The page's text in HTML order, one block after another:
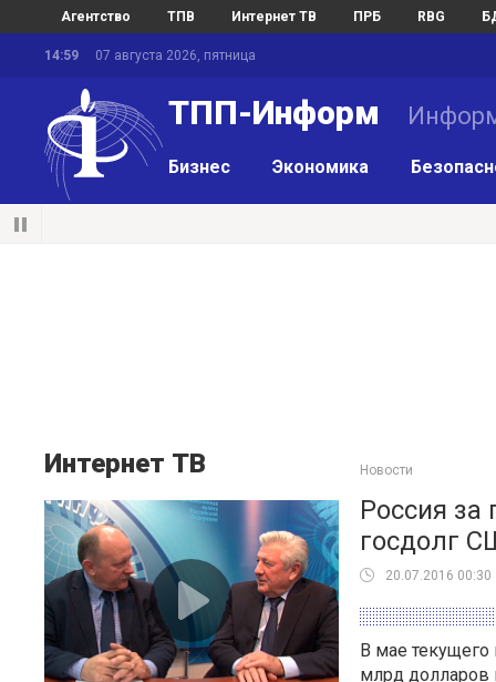
Агентство ТПВ Интернет ТВ ПРБ RBG
14:59 07 августа 2026, пятница
ТПП-Информ
Бизнес Экономика
Интернет ТВ Новости
Россия за
госдолг
20.07.2016 00:30
В мае текущего
млрд долларов